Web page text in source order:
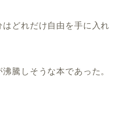
どれだけ自由を手に入れ
騰しそうな本であった。